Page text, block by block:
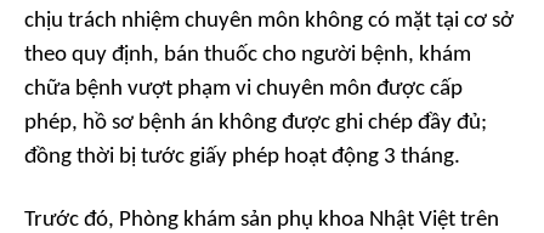
chịu trách nhiệm chuyên môn không có mặt tại cơ sở
theo quy định, bán thuốc cho người bệnh, khám
chữa bệnh vượt phạm vi chuyên môn được cấp
phép, hồ sơ bệnh án không được ghi chép đầy đủ;
đồng thời bị tước giấy phép hoạt động 3 tháng.
Trước đó, Phòng khám sản phụ khoa Nhật Việt trên